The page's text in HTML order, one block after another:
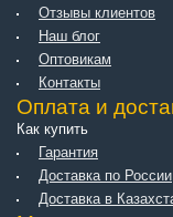
Отзывы клиентов
Наш блог
Оптовикам
Контакты
Оплата и
Как купить
Гарантия
Доставка по России
Доставка в